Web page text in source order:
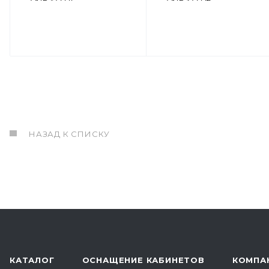
НАЗАД К СПИСКУ
КАТАЛОГ ОСНАЩЕНИЕ КАБИНЕТОВ